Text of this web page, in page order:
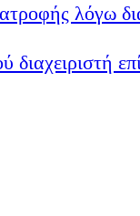
λόγω
διαχειριστή